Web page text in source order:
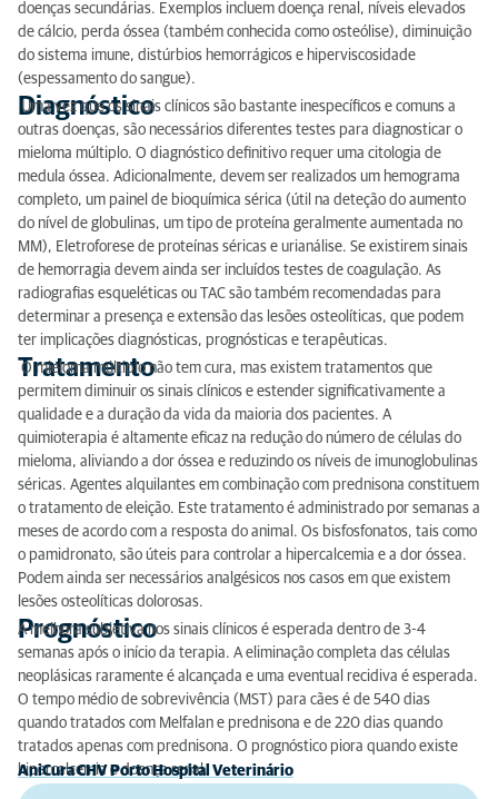
doenças secundárias. Exemplos incluem doença renal, níveis elevados
de cálcio, perda óssea (também conhecida como osteólise), diminuição
do sistema imune, distúrbios hemorrágicos e hiperviscosidade
(espessamento do sangue).
Diagnóstico
Uma vez que os sinais clínicos são bastante inespecíficos e comuns a
outras doenças, são necessários diferentes testes para diagnosticar o
mieloma múltiplo. O diagnóstico definitivo requer uma citologia de
medula óssea. Adicionalmente, devem ser realizados um hemograma
completo, um painel de bioquímica sérica (útil na deteção do aumento
do nível de globulinas, um tipo de proteína geralmente aumentada no
MM), Eletroforese de proteínas séricas e urianálise. Se existirem sinais
de hemorragia devem ainda ser incluídos testes de coagulação. As
radiografias esqueléticas ou TAC são também recomendadas para
determinar a presença e extensão das lesões osteolíticas, que podem
ter implicações diagnósticas, prognósticas e terapêuticas.
Tratamento
O mieloma múltiplo não tem cura, mas existem tratamentos que
permitem diminuir os sinais clínicos e estender significativamente a
qualidade e a duração da vida da maioria dos pacientes. A
quimioterapia é altamente eficaz na redução do número de células do
mieloma, aliviando a dor óssea e reduzindo os níveis de imunoglobulinas
séricas. Agentes alquilantes em combinação com prednisona constituem
o tratamento de eleição. Este tratamento é administrado por semanas a
meses de acordo com a resposta do animal. Os bisfosfonatos, tais como
o pamidronato, são úteis para controlar a hipercalcemia e a dor óssea.
Podem ainda ser necessários analgésicos nos casos em que existem
lesões osteolíticas dolorosas.
Prognóstico
A melhora subjetiva nos sinais clínicos é esperada dentro de 3-4
semanas após o início da terapia. A eliminação completa das células
neoplásicas raramente é alcançada e uma eventual recidiva é esperada.
O tempo médio de sobrevivência (MST) para cães é de 540 dias
quando tratados com Melfalan e prednisona e de 220 dias quando
tratados apenas com prednisona. O prognóstico piora quando existe
hipercalcemia e doença renal.
AniCura CHV Porto Hospital Veterinário